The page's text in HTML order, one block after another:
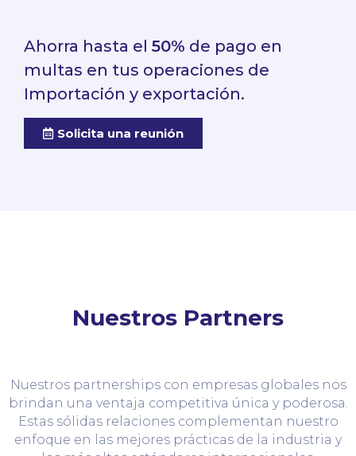
Ahorra hasta el 50% de pago en
multas en tus operaciones de
Importación y exportación.
Solicita una reunión
Nuestros Partners
Nuestros partnerships con empresas globales nos
brindan una ventaja competitiva única y poderosa.
Estas sólidas relaciones complementan nuestro
enfoque en las mejores prácticas de la industria y